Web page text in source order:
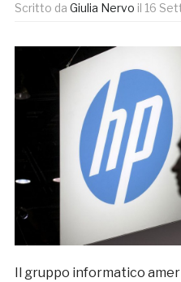
Scritto da Giulia Nervo il 16
Il gruppo informatico